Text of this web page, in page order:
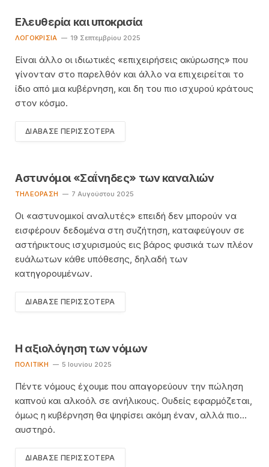
Ελευθερία και υποκρισία
ΛΟΓΟΚΡΙΣΊΑ 19 Σεπτεμβρίου 2025
Είναι άλλο οι ιδιωτικές «επιχειρήσεις ακύρωσης» που
γίνονταν στο παρελθόν και άλλο να επιχειρείται το
ίδιο από μια κυβέρνηση, και δη του πιο ισχυρού κράτους
στον κόσμο.
ΔΙΆΒΑΣΕ ΠΕΡΙΣΣΌΤΕΡΑ
Αστυνόμοι «Σαΐνηδες» των καναλιών
TΗΛΕΌΡΑΣΗ 7 Αυγούστου 2025
Οι «αστυνομικοί αναλυτές» επειδή δεν μπορούν να
εισφέρουν δεδομένα στη συζήτηση, καταφεύγουν σε
αστήρικτους ισχυρισμούς εις βάρος φυσικά των πλέον
ευάλωτων κάθε υπόθεσης, δηλαδή των
κατηγορουμένων.
ΔΙΆΒΑΣΕ ΠΕΡΙΣΣΌΤΕΡΑ
Η αξιολόγηση των νόμων
ΠΟΛΙΤΙΚΉ 5 Ιουνίου 2025
Πέντε νόμους έχουμε που απαγορεύουν την πώληση
καπνού και αλκοόλ σε ανήλικους. Ουδείς εφαρμόζεται,
όμως η κυβέρνηση θα ψηφίσει ακόμη έναν, αλλά πιο…
αυστηρό.
ΔΙΆΒΑΣΕ ΠΕΡΙΣΣΌΤΕΡΑ